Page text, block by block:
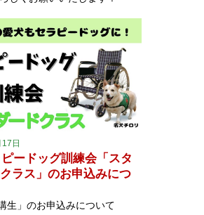
日
ードッグ訓練会「スタ
ラス」のお申込みにつ
生」のお申込みについて